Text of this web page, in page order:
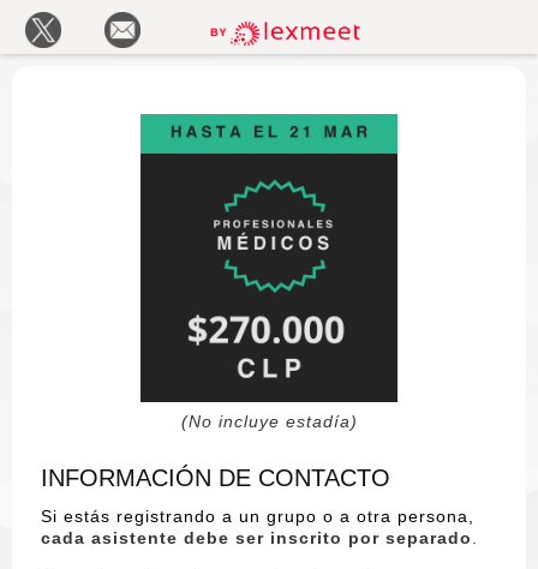
(No incluye estadía)
INFORMACIÓN DE CONTACTO
Si estás registrando a un grupo o a otra persona,
cada asistente debe ser inscrito por separado